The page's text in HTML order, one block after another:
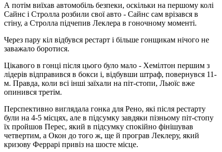
А потім виїхав автомобіль безпеки, оскільки на першому колі
Сайнс і Стролла розбили свої авто - Сайнс сам врізався в
стіну, а Стролла підчепив Леклера в гоночному моменті.
Через пару кіл відбувся рестарт і більше гонщикам нічого не
заважало боротися.
Цікавого в гонці після цього було мало - Хемілтон першим з
лідерів відправився в бокси і, відбувши штраф, повернувся 11-
м. Правда, коли всі інші заїхали на піт-стопи, Льюїс вже
опинився третім.
Перспективно виглядала гонка для Рено, які після рестарту
були на 4-5 місцях, але в підсумку завдяки пізньому піт-стопу
їх пройшов Перес, який в підсумку спокійно фінішував
четвертим, а Окон до того ж, ще й програв Леклеру, який
кризову Феррарі привіз на шосте місце.